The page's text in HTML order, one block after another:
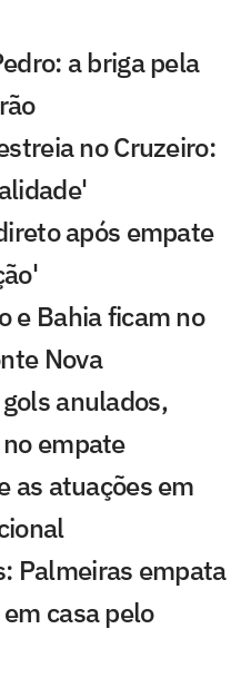
a briga pela
no Cruzeiro:
após empate
e Bahia ficam no
Nova
anulados,
empate
as atuações em
Palmeiras empata
casa pelo